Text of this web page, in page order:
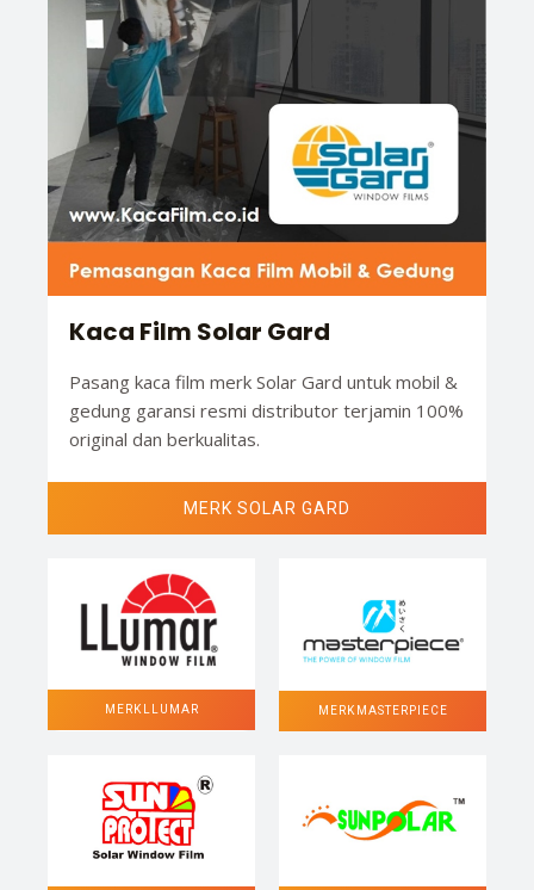
Kaca Film Solar Gard
Pasang kaca film merk Solar Gard untuk mobil &
gedung garansi resmi distributor terjamin 100%
original dan berkualitas.
MERK SOLAR GARD
MERK LLUMAR MERK MASTERPIECE